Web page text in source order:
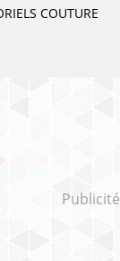
COUTURE
Publicité